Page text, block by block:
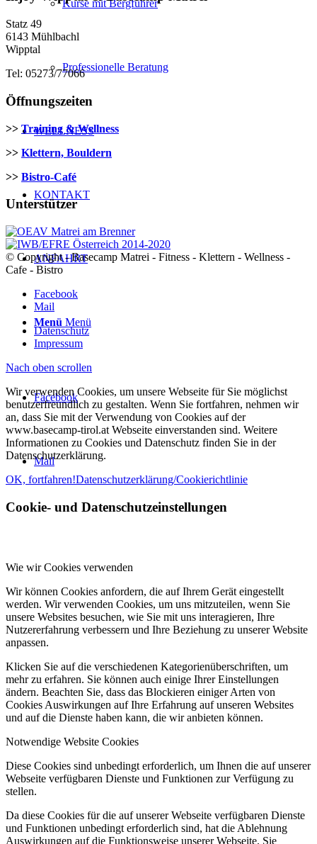
Kurse mit Bergführer
Professionelle Beratung
WELLNESS
KONTAKT
ANFAHRT
Menü Menü
Facebook
Mail
Statz 49
6143 Mühlbachl
Wipptal
Tel: 05273/77066
Öffnungszeiten
>> Training & Wellness
>> Klettern, Bouldern
>> Bistro-Café
Unterstützer
© Copyright - Basecamp Matrei - Fitness - Klettern - Wellness -
Cafe - Bistro
Facebook
Mail
Datenschutz
Impressum
Nach oben scrollen
Wir verwenden Cookies, um unsere Webseite für Sie möglichst
benutzerfreundlich zu gestalten. Wenn Sie fortfahren, nehmen wir
an, dass Sie mit der Verwendung von Cookies auf der
www.basecamp-tirol.at Webseite einverstanden sind. Weitere
Informationen zu Cookies und Datenschutz finden Sie in der
Datenschutzerklärung.
OK, fortfahren!Datenschutzerklärung/Cookierichtlinie
Cookie- und Datenschutzeinstellungen
Wie wir Cookies verwenden
Wir können Cookies anfordern, die auf Ihrem Gerät eingestellt
werden. Wir verwenden Cookies, um uns mitzuteilen, wenn Sie
unsere Websites besuchen, wie Sie mit uns interagieren, Ihre
Nutzererfahrung verbessern und Ihre Beziehung zu unserer Website
anpassen.
Klicken Sie auf die verschiedenen Kategorienüberschriften, um
mehr zu erfahren. Sie können auch einige Ihrer Einstellungen
ändern. Beachten Sie, dass das Blockieren einiger Arten von
Cookies Auswirkungen auf Ihre Erfahrung auf unseren Websites
und auf die Dienste haben kann, die wir anbieten können.
Notwendige Website Cookies
Diese Cookies sind unbedingt erforderlich, um Ihnen die auf unserer
Webseite verfügbaren Dienste und Funktionen zur Verfügung zu
stellen.
Da diese Cookies für die auf unserer Webseite verfügbaren Dienste
und Funktionen unbedingt erforderlich sind, hat die Ablehnung
Auswirkungen auf die Funktionsweise unserer Webseite. Sie